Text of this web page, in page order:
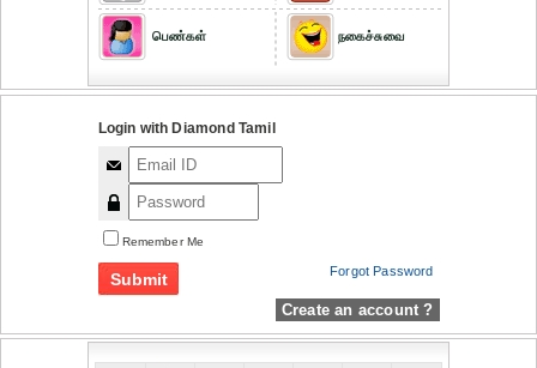
பெண்கள் நகைச்சுவை
Login with Diamond Tamil
Remember Me
Forgot Password
Create an account ?